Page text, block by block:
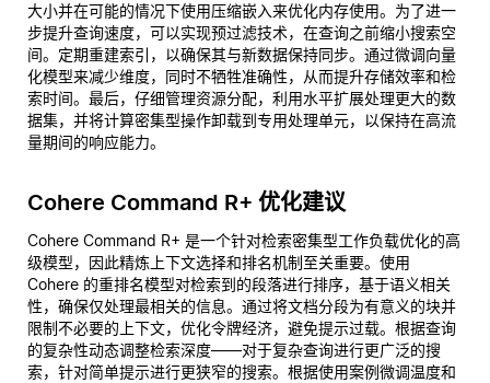
大小并在可能的情况下使用压缩嵌入来优化内存使用。为了进一
步提升查询速度，可以实现预过滤技术，在查询之前缩小搜索空
间。定期重建索引，以确保其与新数据保持同步。通过微调向量
化模型来减少维度，同时不牺牲准确性，从而提升存储效率和检
索时间。最后，仔细管理资源分配，利用水平扩展处理更大的数
据集，并将计算密集型操作卸载到专用处理单元，以保持在高流
量期间的响应能力。
Cohere Command R+ 优化建议
Cohere Command R+ 是一个针对检索密集型工作负载优化的高
级模型，因此精炼上下文选择和排名机制至关重要。使用
Cohere 的重排名模型对检索到的段落进行排序，基于语义相关
性，确保仅处理最相关的信息。通过将文档分段为有意义的块并
限制不必要的上下文，优化令牌经济，避免提示过载。根据查询
的复杂性动态调整检索深度——对于复杂查询进行更广泛的搜
索，针对简单提示进行更狭窄的搜索。根据使用案例微调温度和